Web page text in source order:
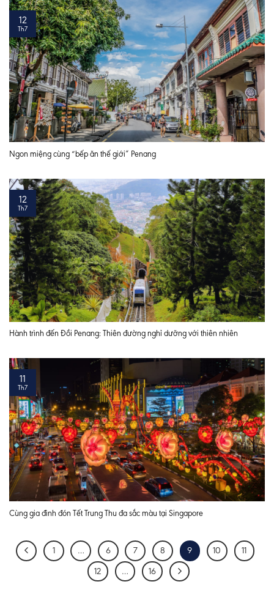
Ngon miệng cùng “bếp ăn thế giới” Penang
12
Th7
Hành trình đến Đồi Penang: Thiên đường nghỉ dưỡng với thiên nhiên
12
Th7
Cùng gia đình đón Tết Trung Thu đa sắc màu tại Singapore
11
Th7
1 … 6 7 8 9 10
11
12
… 16